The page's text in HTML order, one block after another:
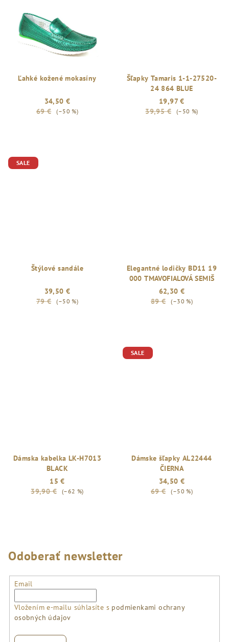
Ľahké kožené mokasíny
34,50 €
69 €
(–50 %)
Šľapky Tamaris 1-1-27520-
24 864 BLUE
19,97 €
39,95 €
(–50 %)
SALE
Štýlové sandále
39,50 €
79 €
(–50 %)
Elegantné lodičky BD11 19
000 TMAVOFIALOVÁ SEMIŠ
62,30 €
89 €
(–30 %)
Dámska kabelka LK-H7013
BLACK
15 €
39,90 €
(–62 %)
SALE
Dámske šľapky AL22444
ČIERNA
34,50 €
69 €
(–50 %)
Odoberať newsletter
Email
Vložením e-mailu súhlasíte s podmienkami ochrany
osobných údajov